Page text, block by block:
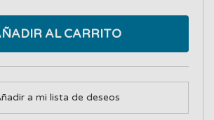
AL CARRITO
a mi lista de deseos